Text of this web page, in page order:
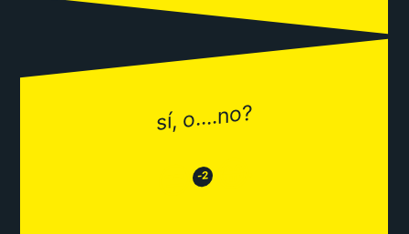
sí, o....no?
😒 -2 😂